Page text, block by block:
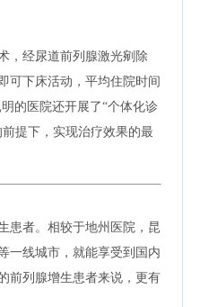
，经尿道前列腺激光剜除
可下床活动，平均住院时间
的医院还开展了“个体化诊
提下，实现治疗效果的最
患者。相较于地州医院，昆
一线城市，就能享受到国内
前列腺增生患者来说，更有